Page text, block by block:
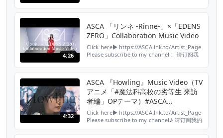
https://www.youtube.com/c/ascaSMEJ T...
4:26
ASCA 「リンネ -Rinne-」×「EDENS
ZERO」Collaboration Music Video
Click here▶ https://ASCA.lnk.to/Artist_Page
Please subscribe to my channel！ 请订阅我
4:32
ASCA 『Howling』Music Video（TV
アニメ「#魔法科高校の劣等生 来訪
者編」OPテーマ）#ASCA
#mahouka
#mahoukakoukounorettousei
Click here▶ https://ASCA.lnk.to/Artist_Page
Please subscribe to my channel♪ 请订阅我的